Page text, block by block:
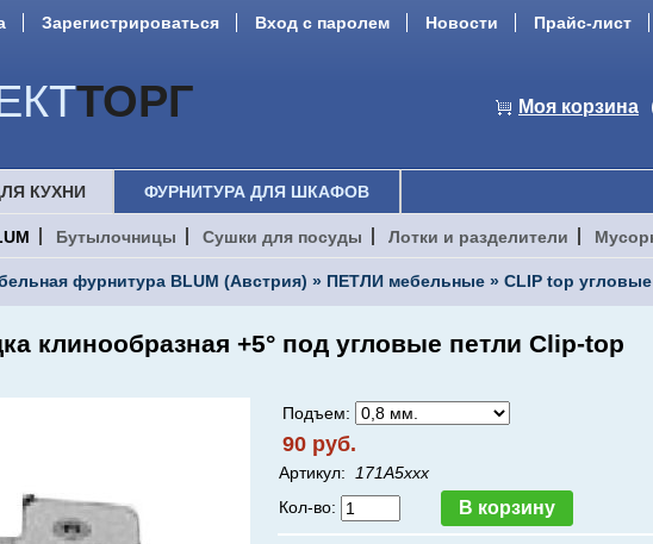
Зарегистрироваться Вход с паролем Новости Прайс-лист
ТОРГ Моя корзина
КУХНИ ФУРНИТУРА ДЛЯ ШКАФОВ
Бутылочницы Сушки для посуды Лотки и разделители
фурнитура BLUM (Австрия) » ПЕТЛИ мебельные » CLIP top угловые
клинообразная +5° под угловые петли Clip-top
Подъем:
90 руб.
Артикул:
171A5ххх
Кол-во: